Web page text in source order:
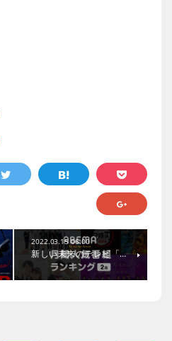
2022.03.15 06:00
新しい未来のテレビ「…